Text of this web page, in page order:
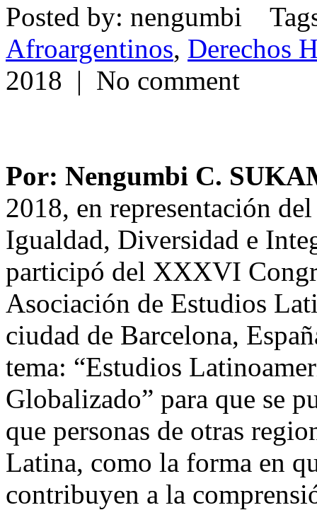
Posted by: nengumbi
Afroargentinos, Derechos
2018 | No comment
Por: Nengumbi C.
2018, en representación
Igualdad, Diversidad e
participó del XXXVI
Asociación de Estudios
ciudad de Barcelona,
tema: “Estudios
Globalizado” para que se
que personas de otras
Latina, como la forma en
contribuyen a la